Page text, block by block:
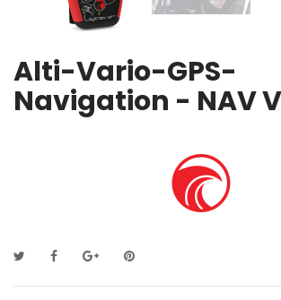
Alti-Vario-GPS-
Navigation - NAV